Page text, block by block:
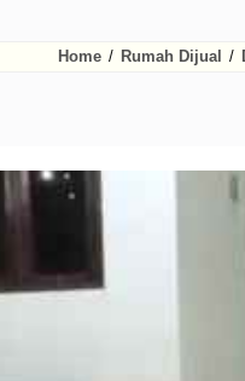
Home / Rumah Dijual /